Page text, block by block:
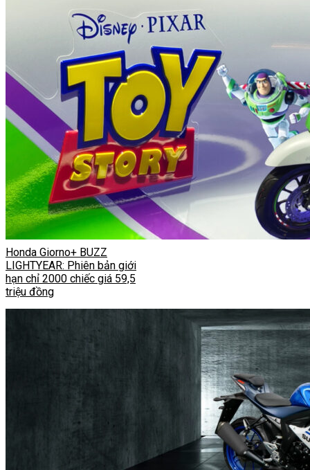
Honda Giorno+ BUZZ
LIGHTYEAR: Phiên bản giới
hạn chỉ 2000 chiếc giá 59,5
triệu đồng